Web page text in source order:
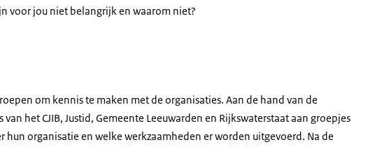
voor jou niet belangrijk en waarom niet?
om kennis te maken met de organisaties. Aan de hand van de
het CJIB, Justid, Gemeente Leeuwarden en Rijkswaterstaat aan groepjes
organisatie en welke werkzaamheden er worden uitgevoerd. Na de